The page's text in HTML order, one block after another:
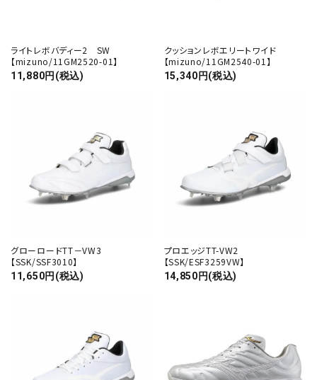
ライトレボバディー2 SW
【mizuno/11GM2520-01】
11,880円(税込)
クッションレボエリートワイド
【mizuno/11GM2540-01】
15,340円(税込)
グローロードTT－VW3
【SSK/SSF3010】
11,650円(税込)
プロエッジTT-VW2
【SSK/ESF3259VW】
14,850円(税込)